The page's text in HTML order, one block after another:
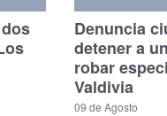
Denuncia
detener a
robar
Valdivia
09 de Agosto